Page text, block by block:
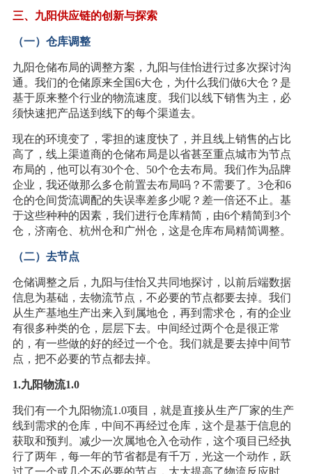
三、九阳供应链的创新与探索
（一）仓库调整
九阳仓储布局的调整方案，九阳与佳怡进行过多次探讨沟
通。我们的仓储原来全国6大仓，为什么我们做6大仓？是
基于原来整个行业的物流速度。我们以线下销售为主，必
须快速把产品送到线下的每个渠道去。
现在的环境变了，零担的速度快了，并且线上销售的占比
高了，线上渠道商的仓储布局是以省甚至重点城市为节点
布局的，他可以有30个仓、50个仓去布局。我们作为品牌
企业，我还做那么多仓前置去布局吗？不需要了。3仓和6
仓的仓间货流调配的失误率差多少呢？差一倍还不止。基
于这些种种的因素，我们进行仓库精简，由6个精简到3个
仓，济南仓、杭州仓和广州仓，这是仓库布局精简调整。
（二）去节点
仓储调整之后，九阳与佳怡又共同地探讨，以前后端数据
信息为基础，去物流节点，不必要的节点都要去掉。我们
从生产基地生产出来入到属地仓，再到需求仓，有的企业
有很多种类的仓，层层下去。中间经过两个仓是很正常
的，有一些做的好的经过一个仓。我们就是要去掉中间节
点，把不必要的节点都去掉。
1.九阳物流1.0
我们有一个九阳物流1.0项目，就是直接从生产厂家的生产
线到需求的仓库，中间不再经过仓库，这个是基于信息的
获取和预判。减少一次属地仓入仓动作，这个项目已经执
行了两年，每一年的节省都是有千万，光这一个动作，跃
过了一个或几个不必要的节点，大大提高了物流反应时